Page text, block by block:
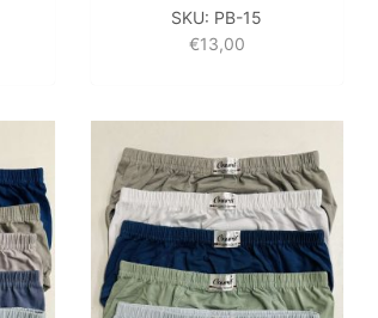
SKU: PB-15
€13,00